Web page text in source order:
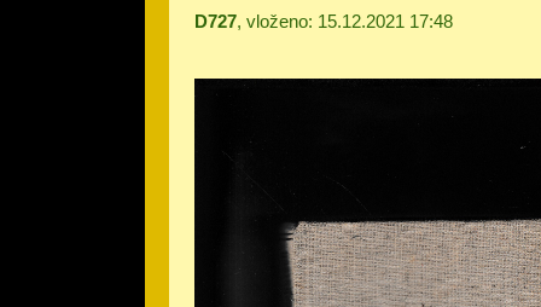
D727, vloženo: 15.12.2021 17:48